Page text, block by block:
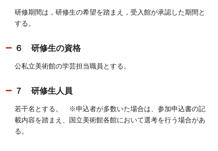
研修期間は，研修生の希望を踏まえ，受入館が承認した期間と
する。
６ 研修生の資格
公私立美術館の学芸担当職員とする。
７ 研修生人員
若干名とする。 ※申込者が多数いた場合は、参加申込書の記
載内容を踏まえ、国立美術館各館において選考を行う場合があ
る。